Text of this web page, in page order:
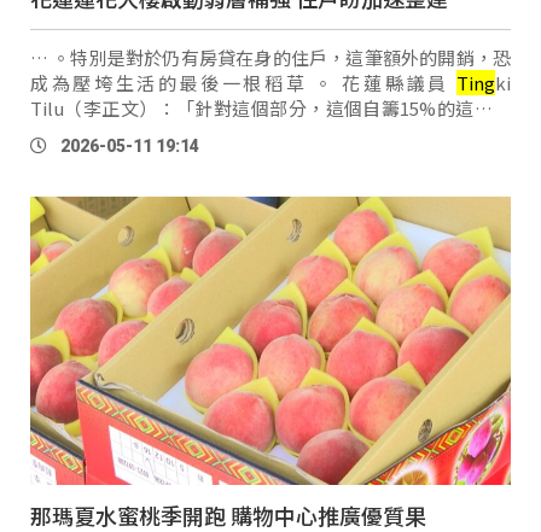
… 。特別是對於仍有房貸在身的住戶，這筆額外的開銷，恐
成為壓垮生活的最後一根稻草 。 花蓮縣議員 Tingki
Tilu（李正文）：「針對這個部分，這個自籌15%的這個部
分，尤其是針對我們目前住戶還在房貸的這種壓力的住戶，
能夠給他們全額的一個協助，對他們 …
2026-05-11 19:14
那瑪夏水蜜桃季開跑 購物中心推廣優質果